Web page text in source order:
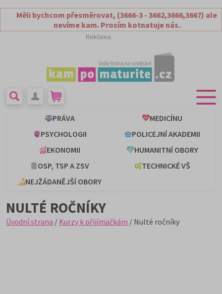
Měli bychcom přesměrovat, (3666-3 - 3662,3666,3667) ale
nevíme kam. Prosím kotnatuje nás.
Reklama
PRÁVA
MEDICÍNU
PSYCHOLOGII
POLICEJNÍ AKADEMII
EKONOMII
HUMANITNÍ OBORY
OSP, TSP A ZSV
TECHNICKÉ VŠ
NEJŽÁDANĚJŠÍ OBORY
NULTÉ ROČNÍKY
Úvodní strana / Kurzy k přijímačkám / Nulté ročníky